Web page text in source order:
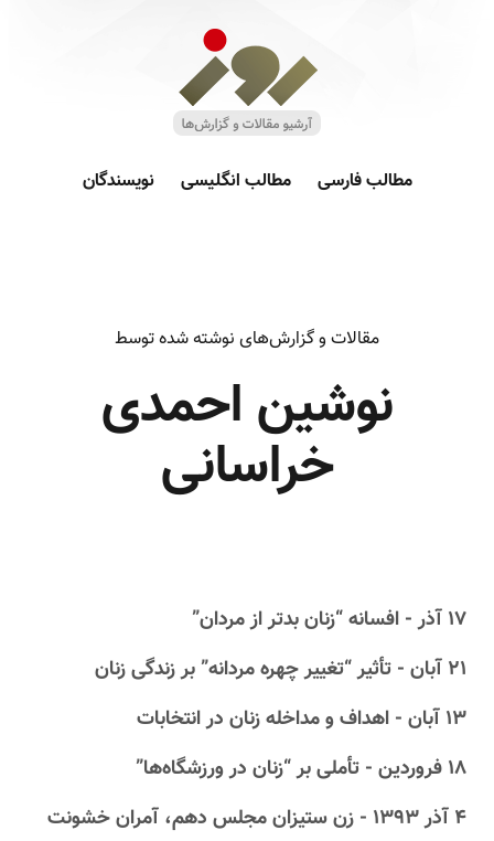
مطالب فارسی مطالب انگلیسی نویسندگان
مقالات و گزارش‌های نوشته شده توسط
نوشین احمدی
خراسانی
۱۷ آذر - افسانه “زنان بدتر از مردان”
۲۱ آبان - تأثیر “تغییر چهره مردانه” بر زندگی زنان
۱۳ آبان - اهداف و مداخله زنان در انتخابات
۱۸ فروردین - تأملی بر “زنان در ورزشگاه‌ها”
۴ آذر ۱۳۹۳ - زن ستیزان مجلس دهم، آمران خشونت